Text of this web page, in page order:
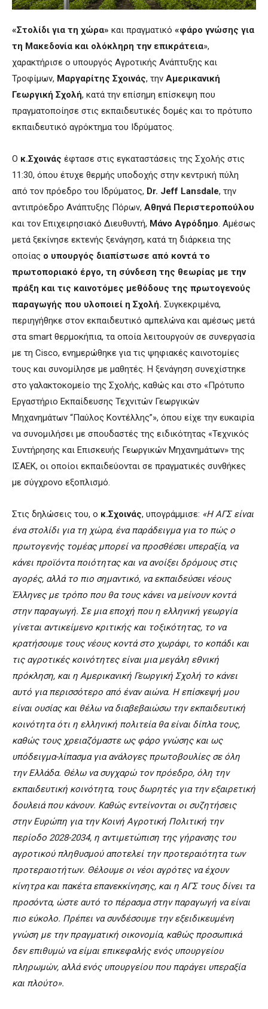
«Στολίδι για τη χώρα» και πραγματικό «φάρο γνώσης για
τη Μακεδονία και ολόκληρη την επικράτεια»,
χαρακτήρισε ο υπουργός Αγροτικής Ανάπτυξης και
Τροφίμων, Μαργαρίτης Σχοινάς, την Αμερικανική
Γεωργική Σχολή, κατά την επίσημη επίσκεψη που
πραγματοποίησε στις εκπαιδευτικές δομές και το πρότυπο
εκπαιδευτικό αγρόκτημα του Ιδρύματος.
Ο κ.Σχοινάς έφτασε στις εγκαταστάσεις της Σχολής στις
11:30, όπου έτυχε θερμής υποδοχής στην κεντρική πύλη
από τον πρόεδρο του Ιδρύματος, Dr. Jeff Lansdale, την
αντιπρόεδρο Ανάπτυξης Πόρων, Αθηνά Περιστεροπούλου
και τον Επιχειρησιακό Διευθυντή, Μάνο Αγρόδημο. Αμέσως
μετά ξεκίνησε εκτενής ξενάγηση, κατά τη διάρκεια της
οποίας ο υπουργός διαπίστωσε από κοντά το
πρωτοποριακό έργο, τη σύνδεση της θεωρίας με την
πράξη και τις καινοτόμες μεθόδους της πρωτογενούς
παραγωγής που υλοποιεί η Σχολή. Συγκεκριμένα,
περιηγήθηκε στον εκπαιδευτικό αμπελώνα και αμέσως μετά
στα smart θερμοκήπια, τα οποία λειτουργούν σε συνεργασία
με τη Cisco, ενημερώθηκε για τις ψηφιακές καινοτομίες
τους και συνομίλησε με μαθητές. Η ξενάγηση συνεχίστηκε
στο γαλακτοκομείο της Σχολής, καθώς και στο «Πρότυπο
Εργαστήριο Εκπαίδευσης Τεχνιτών Γεωργικών
Μηχανημάτων “Παύλος Κοντέλλης”», όπου είχε την ευκαιρία
να συνομιλήσει με σπουδαστές της ειδικότητας «Τεχνικός
Συντήρησης και Επισκευής Γεωργικών Μηχανημάτων» της
ΙΣΑΕΚ, οι οποίοι εκπαιδεύονται σε πραγματικές συνθήκες
με σύγχρονο εξοπλισμό.
Στις δηλώσεις του, ο κ.Σχοινάς, υπογράμμισε: «Η ΑΓΣ είναι
ένα στολίδι για τη χώρα, ένα παράδειγμα για το πώς ο
πρωτογενής τομέας μπορεί να προσθέσει υπεραξία, να
κάνει προϊόντα ποιότητας και να ανοίξει δρόμους στις
αγορές, αλλά το πιο σημαντικό, να εκπαιδεύσει νέους
Έλληνες με τρόπο που θα τους κάνει να μείνουν κοντά
στην παραγωγή. Σε μια εποχή που η ελληνική γεωργία
γίνεται αντικείμενο κριτικής και τοξικότητας, το να
κρατήσουμε τους νέους κοντά στο χωράφι, το κοπάδι και
τις αγροτικές κοινότητες είναι μια μεγάλη εθνική
πρόκληση, και η Αμερικανική Γεωργική Σχολή το κάνει
αυτό για περισσότερο από έναν αιώνα. Η επίσκεψή μου
είναι ουσίας και θέλω να διαβεβαιώσω την εκπαιδευτική
κοινότητα ότι η ελληνική πολιτεία θα είναι δίπλα τους,
καθώς τους χρειαζόμαστε ως φάρο γνώσης και ως
υπόδειγμα-λίπασμα για ανάλογες πρωτοβουλίες σε όλη
την Ελλάδα. Θέλω να συγχαρώ τον πρόεδρο, όλη την
εκπαιδευτική κοινότητα, τους δωρητές για την εξαιρετική
δουλειά που κάνουν. Καθώς εντείνονται οι συζητήσεις
στην Ευρώπη για την Κοινή Αγροτική Πολιτική την
περίοδο 2028-2034, η αντιμετώπιση της γήρανσης του
αγροτικού πληθυσμού αποτελεί την προτεραιότητα των
προτεραιοτήτων. Θέλουμε οι νέοι αγρότες να έχουν
κίνητρα και πακέτα επανεκκίνησης, και η ΑΓΣ τους δίνει τα
προσόντα, ώστε αυτό το πέρασμα στην παραγωγή να είναι
πιο εύκολο. Πρέπει να συνδέσουμε την εξειδικευμένη
γνώση με την πραγματική οικονομία, καθώς προσωπικά
δεν επιθυμώ να είμαι επικεφαλής ενός υπουργείου
πληρωμών, αλλά ενός υπουργείου που παράγει υπεραξία
και πλούτο».